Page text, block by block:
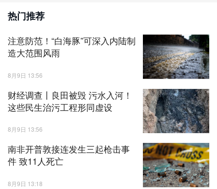
热门推荐
注意防范！“白海豚”可深入内陆制
造大范围风雨
8月9日 13:56
财经调查丨良田被毁 污水入河！
这些民生治污工程形同虚设
8月9日 13:56
南非开普敦接连发生三起枪击事
件 致11人死亡
8月9日 13:18